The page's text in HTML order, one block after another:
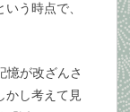
う時点で、
憶が改ざんさ
かし考えて見